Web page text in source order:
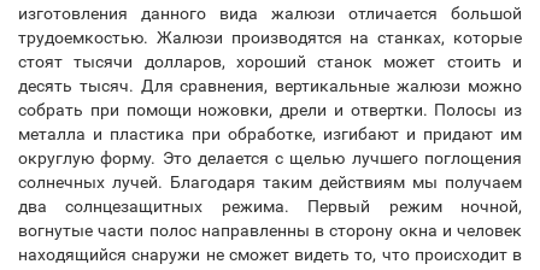
изготовления данного вида жалюзи отличается большой
трудоемкостью. Жалюзи производятся на станках, которые
стоят тысячи долларов, хороший станок может стоить и
десять тысяч. Для сравнения, вертикальные жалюзи можно
собрать при помощи ножовки, дрели и отвертки. Полосы из
металла и пластика при обработке, изгибают и придают им
округлую форму. Это делается с щелью лучшего поглощения
солнечных лучей. Благодаря таким действиям мы получаем
два солнцезащитных режима. Первый режим ночной,
вогнутые части полос направленны в сторону окна и человек
находящийся снаружи не сможет видеть то, что происходит в